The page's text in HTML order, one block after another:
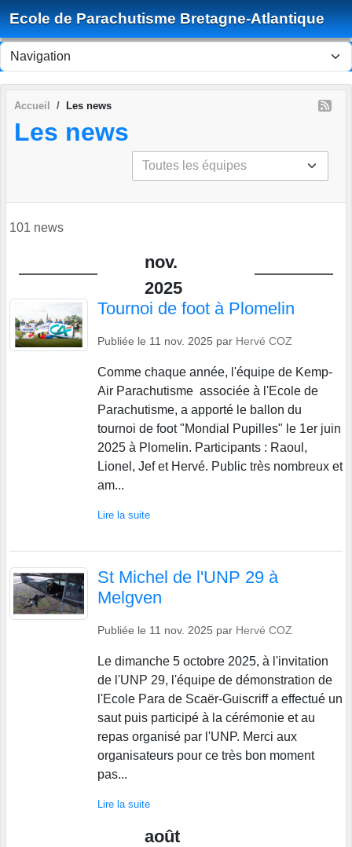
Ecole de Parachutisme Bretagne-Atlantique
Accueil Les news
Les news
101 news
nov.
2025
Tournoi de foot à Plomelin
Publiée le 11 nov. 2025 par Hervé COZ
Comme chaque année, l'équipe de Kemp-
Air Parachutisme associée à l'Ecole de
Parachutisme, a apporté le ballon du
tournoi de foot "Mondial Pupilles" le 1er juin
2025 à Plomelin. Participants : Raoul,
Lionel, Jef et Hervé. Public très nombreux et
am...
Lire la suite
St Michel de l'UNP 29 à
Melgven
Publiée le 11 nov. 2025 par Hervé COZ
Le dimanche 5 octobre 2025, à l'invitation
de l'UNP 29, l'équipe de démonstration de
l'Ecole Para de Scaër-Guiscriff a effectué un
saut puis participé à la cérémonie et au
repas organisé par l'UNP. Merci aux
organisateurs pour ce très bon moment
pas...
Lire la suite
août